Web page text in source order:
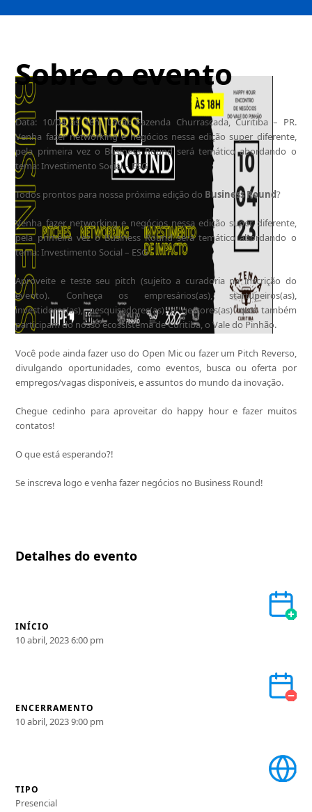
Sobre o evento
Data: 10/04 as 18h. Local: Fazenda Churrascada, Curitiba – PR.
Venha fazer networking e negócios nessa edição super diferente,
pela primeira vez o Business Round será temático abordando o
tema: Investimento Social – ESG
Todos prontos para nossa próxima edição do Business Round?
Venha fazer networking e negócios nessa edição super diferente,
pela primeira vez o Business Round será temático abordando o
tema: Investimento Social – ESG
Aproveite e teste seu pitch (sujeito a curadoria na inscrição do
evento). Conheça os empresários(as), startupeiros(as),
investidores(as), pesquisadores(as) e gestores(as) que também
participam do nosso ecossistema de Curitiba, o Vale do Pinhão.
Você pode ainda fazer uso do Open Mic ou fazer um Pitch Reverso,
divulgando oportunidades, como eventos, busca ou oferta por
empregos/vagas disponíveis, e assuntos do mundo da inovação.
Chegue cedinho para aproveitar do happy hour e fazer muitos
contatos!
O que está esperando?!
Se inscreva logo e venha fazer negócios no Business Round!
Detalhes do evento
INÍCIO
10 abril, 2023 6:00 pm
ENCERRAMENTO
10 abril, 2023 9:00 pm
TIPO
Presencial